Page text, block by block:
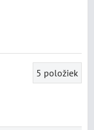
5 položiek